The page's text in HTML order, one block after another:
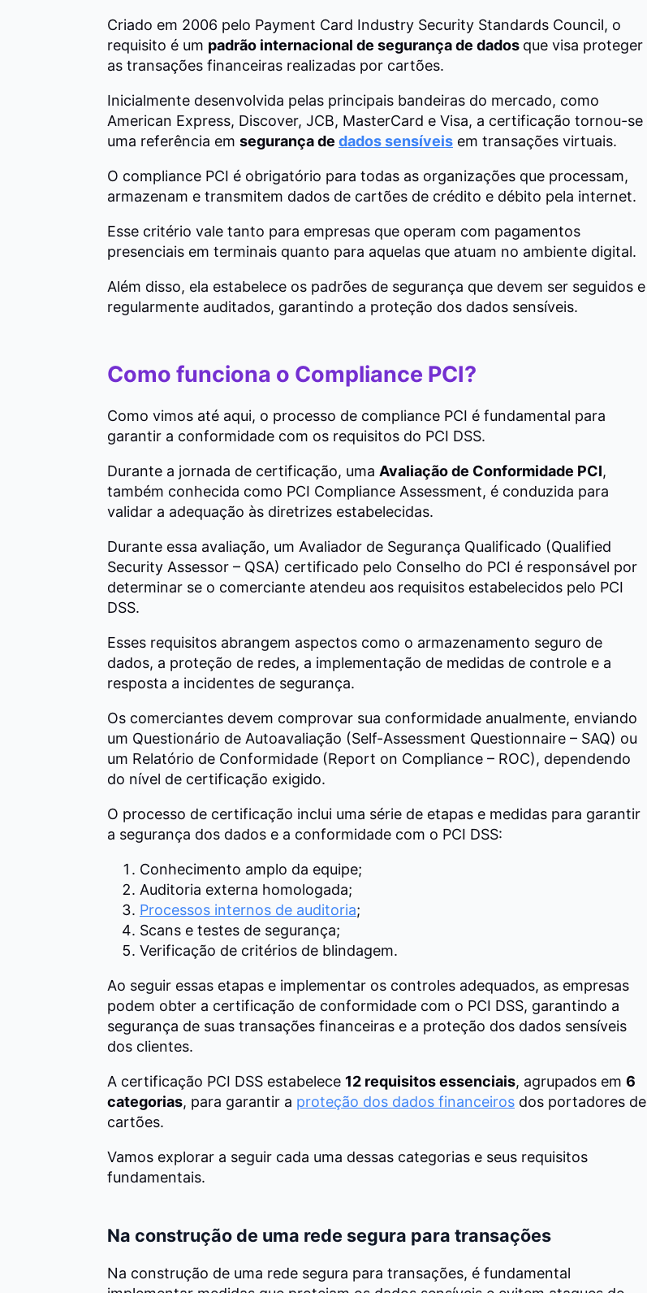
Criado em 2006 pelo Payment Card Industry Security Standards Council, o
requisito é um padrão internacional de segurança de dados que visa proteger
as transações financeiras realizadas por cartões.
Inicialmente desenvolvida pelas principais bandeiras do mercado, como
American Express, Discover, JCB, MasterCard e Visa, a certificação tornou-se
uma referência em segurança de dados sensíveis em transações virtuais.
O compliance PCI é obrigatório para todas as organizações que processam,
armazenam e transmitem dados de cartões de crédito e débito pela internet.
Esse critério vale tanto para empresas que operam com pagamentos
presenciais em terminais quanto para aquelas que atuam no ambiente digital.
Além disso, ela estabelece os padrões de segurança que devem ser seguidos e
regularmente auditados, garantindo a proteção dos dados sensíveis.
Como funciona o Compliance PCI?
Como vimos até aqui, o processo de compliance PCI é fundamental para
garantir a conformidade com os requisitos do PCI DSS.
Durante a jornada de certificação, uma Avaliação de Conformidade PCI,
também conhecida como PCI Compliance Assessment, é conduzida para
validar a adequação às diretrizes estabelecidas.
Durante essa avaliação, um Avaliador de Segurança Qualificado (Qualified
Security Assessor – QSA) certificado pelo Conselho do PCI é responsável por
determinar se o comerciante atendeu aos requisitos estabelecidos pelo PCI
DSS.
Esses requisitos abrangem aspectos como o armazenamento seguro de
dados, a proteção de redes, a implementação de medidas de controle e a
resposta a incidentes de segurança.
Os comerciantes devem comprovar sua conformidade anualmente, enviando
um Questionário de Autoavaliação (Self-Assessment Questionnaire – SAQ) ou
um Relatório de Conformidade (Report on Compliance – ROC), dependendo
do nível de certificação exigido.
O processo de certificação inclui uma série de etapas e medidas para garantir
a segurança dos dados e a conformidade com o PCI DSS:
Conhecimento amplo da equipe;
Auditoria externa homologada;
Processos internos de auditoria;
Scans e testes de segurança;
Verificação de critérios de blindagem.
Ao seguir essas etapas e implementar os controles adequados, as empresas
podem obter a certificação de conformidade com o PCI DSS, garantindo a
segurança de suas transações financeiras e a proteção dos dados sensíveis
dos clientes.
A certificação PCI DSS estabelece 12 requisitos essenciais, agrupados em 6
categorias, para garantir a proteção dos dados financeiros dos portadores de
cartões.
Vamos explorar a seguir cada uma dessas categorias e seus requisitos
fundamentais.
Na construção de uma rede segura para transações
Na construção de uma rede segura para transações, é fundamental